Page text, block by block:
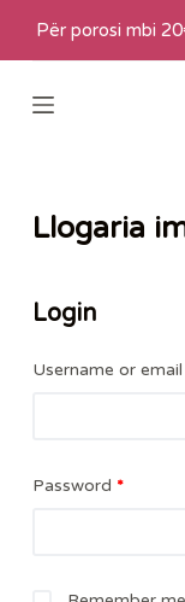
k
n
e
Për porosi mbi
Llogaria
Login
Username or
Password *